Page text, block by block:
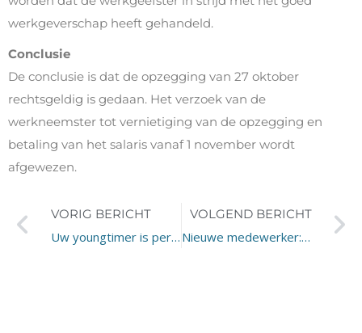
werkgeverschap heeft gehandeld.
Conclusie
De conclusie is dat de opzegging van 27 oktober
rechtsgeldig is gedaan. Het verzoek van de
werkneemster tot vernietiging van de opzegging en
betaling van het salaris vanaf 1 november wordt
afgewezen.
VORIG BERICHT
Uw youngtimer is per 2027 geen youngtimer meer
VOLGEND BERICHT
Nieuwe medewerker: Christiaan Remijn versterkt Vacura